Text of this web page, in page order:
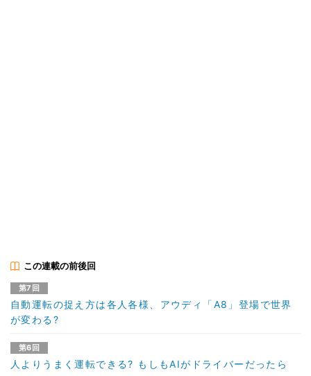
この連載の前後回
第7回
自動運転の捉え方は各人各様、アウディ「A8」登場で世界
が変わる?
第6回
人よりうまく運転できる? もしもAIがドライバーだったら